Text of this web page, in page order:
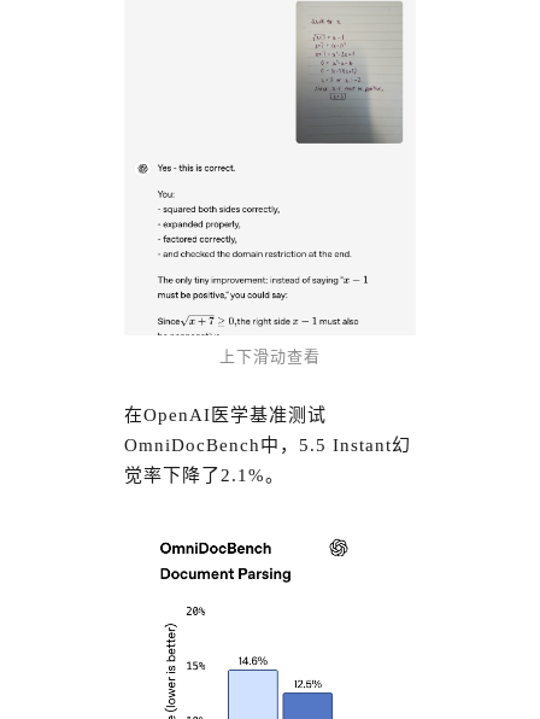
上下滑动查看
在OpenAI医学基准测试
OmniDocBench中，5.5 Instant幻
觉率下降了2.1%。